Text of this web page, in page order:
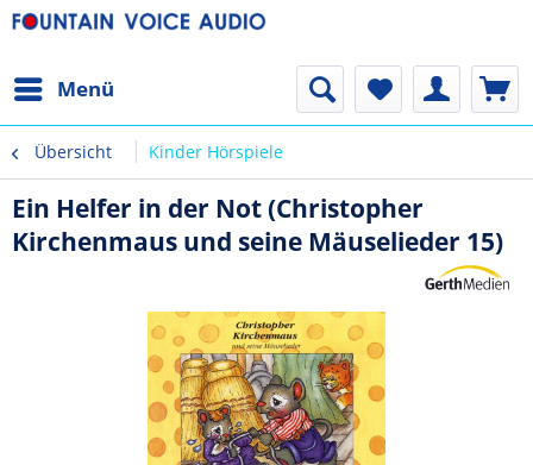
Menü
Übersicht Kinder Hörspiele
Ein Helfer in der Not (Christopher
Kirchenmaus und seine Mäuselieder 15)